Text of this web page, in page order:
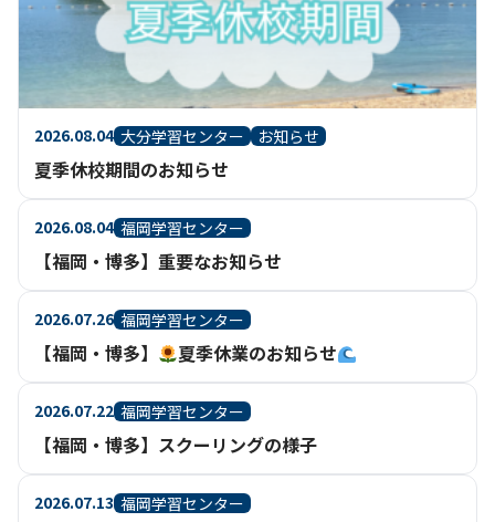
2026.08.04 大分学習センター お知らせ
夏季休校期間のお知らせ
2026.08.04 福岡学習センター
【福岡・博多】重要なお知らせ
2026.07.26 福岡学習センター
【福岡・博多】 夏季休業のお知らせ
2026.07.22 福岡学習センター
【福岡・博多】スクーリングの様子
2026.07.13 福岡学習センター